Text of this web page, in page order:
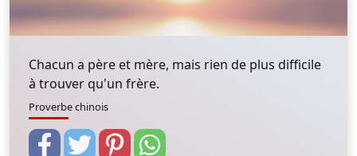
Chacun a père et mère, mais rien de plus difficile
à trouver qu'un frère.
Proverbe chinois